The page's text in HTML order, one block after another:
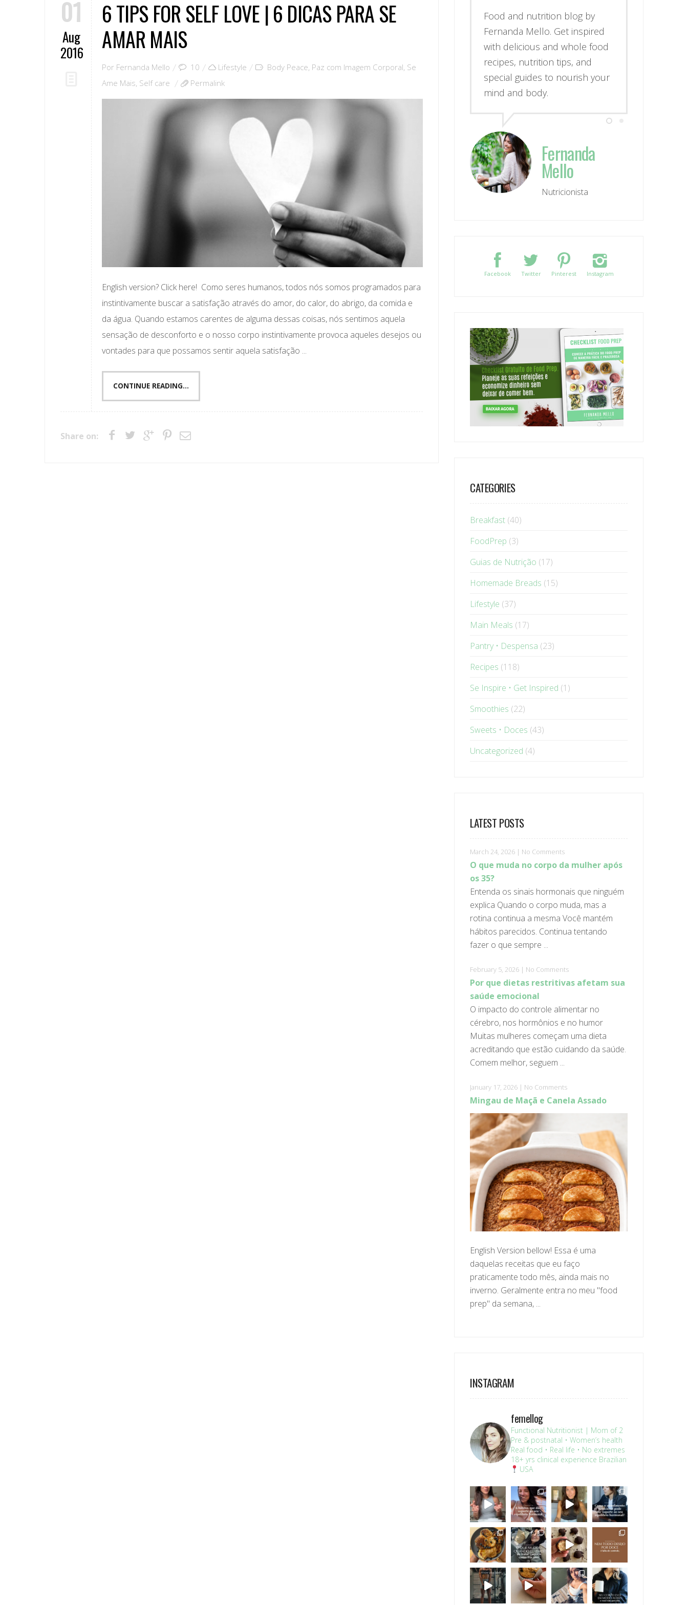
01
Aug
2016
6 TIPS FOR SELF LOVE | 6 DICAS PARA SE
AMAR MAIS
Por Fernanda Mello 10 Lifestyle Body Peace, Paz com Imagem Corporal, Se
Ame Mais, Self care Permalink
English version? Click here! Como seres humanos, todos nós somos programados para
instintivamente buscar a satisfação através do amor, do calor, do abrigo, da comida e
da água. Quando estamos carentes de alguma dessas coisas, nós sentimos aquela
sensação de desconforto e o nosso corpo instintivamente provoca aqueles desejos ou
vontades para que possamos sentir aquela satisfação ...
CONTINUE READING...
Share on:
Food and nutrition blog by
Fernanda Mello. Get inspired
with delicious and whole food
recipes, nutrition tips, and
special guides to nourish your
mind and body.
Fernanda
Mello
Nutricionista
Facebook Twitter Pinterest Instagram
CATEGORIES
Breakfast (40)
FoodPrep (3)
Guias de Nutrição (17)
Homemade Breads (15)
Lifestyle (37)
Main Meals (17)
Pantry • Despensa (23)
Recipes (118)
Se Inspire • Get Inspired (1)
Smoothies (22)
Sweets • Doces (43)
Uncategorized (4)
LATEST POSTS
March 24, 2026 | No Comments
O que muda no corpo da mulher após
os 35?
Entenda os sinais hormonais que ninguém
explica Quando o corpo muda, mas a
rotina continua a mesma Você mantém
hábitos parecidos. Continua tentando
fazer o que sempre ...
February 5, 2026 | No Comments
Por que dietas restritivas afetam sua
saúde emocional
O impacto do controle alimentar no
cérebro, nos hormônios e no humor
Muitas mulheres começam uma dieta
acreditando que estão cuidando da saúde.
Comem melhor, seguem ...
January 17, 2026 | No Comments
Mingau de Maçã e Canela Assado
English Version bellow! Essa é uma
daquelas receitas que eu faço
praticamente todo mês, ainda mais no
inverno. Geralmente entra no meu "food
prep" da semana, ...
INSTAGRAM
femellog
Functional Nutritionist | Mom of 2
Pre & postnatal • Women’s health
Real food • Real life • No extremes
18+ yrs clinical experience Brazilian
USA